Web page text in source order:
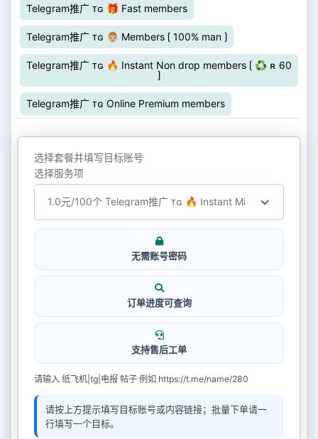
Telegram推广 ᴛɢ 🎁 Fast members
Telegram推广 ᴛɢ 👨🏼 Members ⟮ 100% man ⟯
Telegram推广 ᴛɢ 🔥 Instant Non drop members ⟮ ♻ ʀ 60
⟯
Telegram推广 ᴛɢ Online Premium members
选择套餐并填写目标账号
选择服务项
无需账号密码
订单进度可查询
支持售后工单
请输入 纸飞机|tg|电报 帖子 例如 https://t.me/name/280
请按上方提示填写目标账号或内容链接；批量下单请一
行填写一个目标。